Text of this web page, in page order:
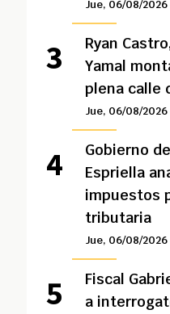
Jue, 06/08/2026
Ryan
Yamal
plena calle
Jue, 06/08/2026
Gobierno
Espriella
impuestos
tributaria
Jue, 06/08/
Fiscal
a